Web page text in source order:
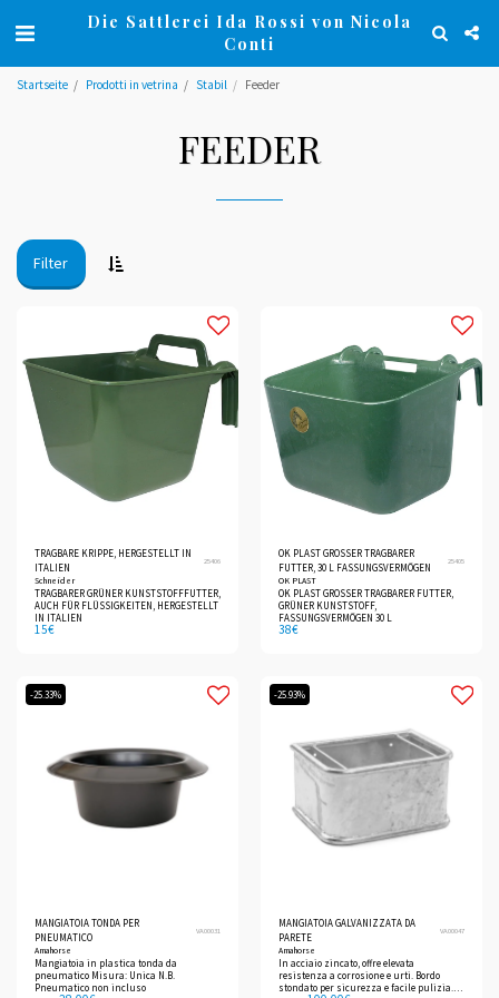
Die Sattlerei Ida Rossi von Nicola
Conti
Startseite Prodotti in vetrina Stabil Feeder
FEEDER
Filter
TRAGBARE KRIPPE, HERGESTELLT IN
ITALIEN
25406
Schneider
TRAGBARER GRÜNER KUNSTSTOFFFUTTER,
AUCH FÜR FLÜSSIGKEITEN, HERGESTELLT
IN ITALIEN
15€
OK PLAST GROSSER TRAGBARER
FUTTER, 30 L FASSUNGSVERMÖGEN
25405
OK PLAST
OK PLAST GROSSER TRAGBARER FUTTER,
GRÜNER KUNSTSTOFF,
FASSUNGSVERMÖGEN 30 L
38€
-25.33%
MANGIATOIA TONDA PER
PNEUMATICO
VA00031
Amahorse
Mangiatoia in plastica tonda da
pneumatico Misura: Unica N.B.
Pneumatico non incluso
-25.93%
MANGIATOIA GALVANIZZATA DA
PARETE
VA00047
Amahorse
In acciaio zincato, offre elevata
resistenza a corrosione e urti. Bordo
stondato per sicurezza e facile pulizia.